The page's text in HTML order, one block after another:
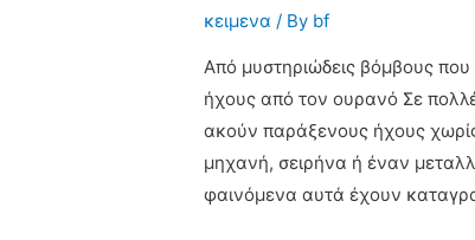
κειμενα / By bf
Από μυστηριώδεις βόμβους
ήχους από τον ουρανό Σε
ακούν παράξενους ήχους
μηχανή, σειρήνα ή έναν
φαινόμενα αυτά έχουν